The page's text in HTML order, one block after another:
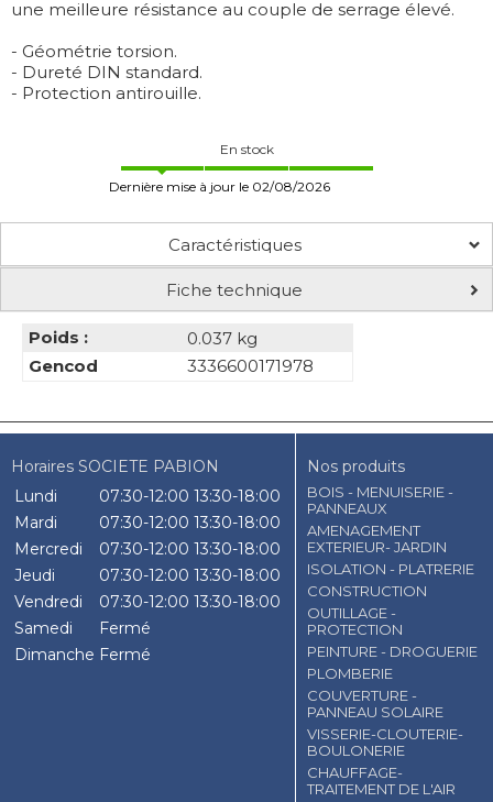
une meilleure résistance au couple de serrage élevé.
- Géométrie torsion.
- Dureté DIN standard.
- Protection antirouille.
En stock
Dernière mise à jour le 02/08/2026
Caractéristiques
Fiche technique
Poids :
0.037 kg
Gencod
3336600171978
Horaires SOCIETE PABION
Lundi
07:30-12:00 13:30-18:00
Mardi
07:30-12:00 13:30-18:00
Mercredi
07:30-12:00 13:30-18:00
Jeudi
07:30-12:00 13:30-18:00
Vendredi
07:30-12:00 13:30-18:00
Samedi
Fermé
Dimanche Fermé
Nos produits
BOIS - MENUISERIE -
PANNEAUX
AMENAGEMENT
EXTERIEUR- JARDIN
ISOLATION - PLATRERIE
CONSTRUCTION
OUTILLAGE -
PROTECTION
PEINTURE - DROGUERIE
PLOMBERIE
COUVERTURE -
PANNEAU SOLAIRE
VISSERIE-CLOUTERIE-
BOULONERIE
CHAUFFAGE-
TRAITEMENT DE L'AIR